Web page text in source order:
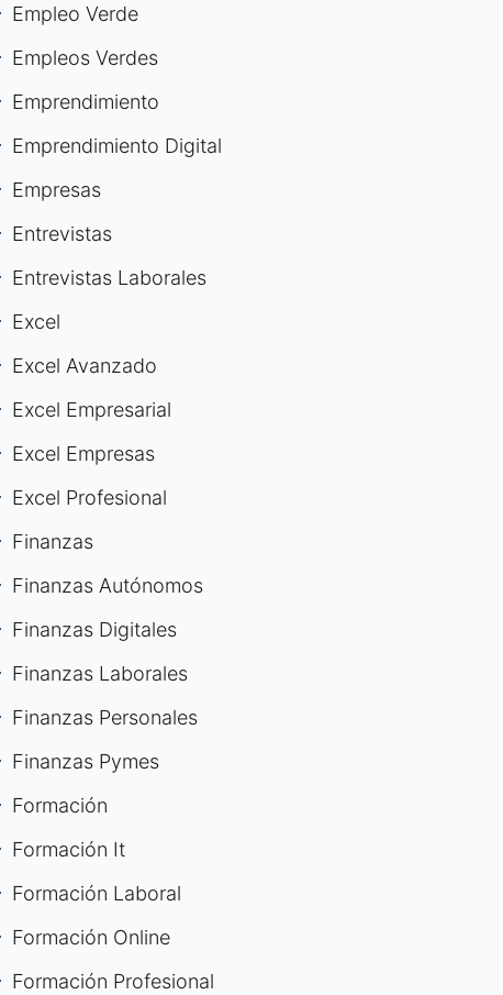
Empleo Verde
Empleos Verdes
Emprendimiento
Emprendimiento Digital
Empresas
Entrevistas
Entrevistas Laborales
Excel
Excel Avanzado
Excel Empresarial
Excel Empresas
Excel Profesional
Finanzas
Finanzas Autónomos
Finanzas Digitales
Finanzas Laborales
Finanzas Personales
Finanzas Pymes
Formación
Formación It
Formación Laboral
Formación Online
Formación Profesional